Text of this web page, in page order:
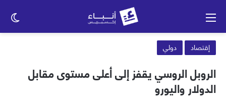
إقتصاد دولي
الروبل الروسي يقفز إلى أعلى مستوى مقابل
الدولار واليورو